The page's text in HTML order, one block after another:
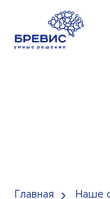
Главная Наше